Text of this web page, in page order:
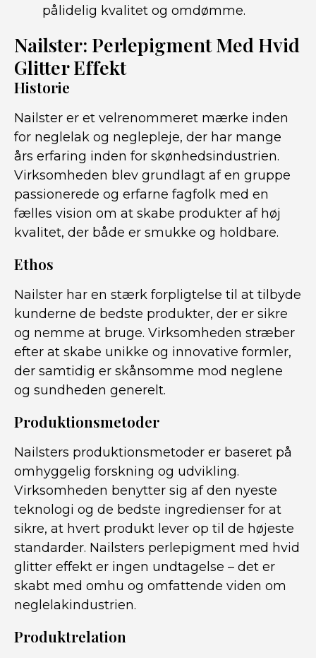
pålidelig kvalitet og omdømme.
Nailster: Perlepigment Med Hvid
Glitter Effekt
Historie
Nailster er et velrenommeret mærke inden
for neglelak og neglepleje, der har mange
års erfaring inden for skønhedsindustrien.
Virksomheden blev grundlagt af en gruppe
passionerede og erfarne fagfolk med en
fælles vision om at skabe produkter af høj
kvalitet, der både er smukke og holdbare.
Ethos
Nailster har en stærk forpligtelse til at tilbyde
kunderne de bedste produkter, der er sikre
og nemme at bruge. Virksomheden stræber
efter at skabe unikke og innovative formler,
der samtidig er skånsomme mod neglene
og sundheden generelt.
Produktionsmetoder
Nailsters produktionsmetoder er baseret på
omhyggelig forskning og udvikling.
Virksomheden benytter sig af den nyeste
teknologi og de bedste ingredienser for at
sikre, at hvert produkt lever op til de højeste
standarder. Nailsters perlepigment med hvid
glitter effekt er ingen undtagelse – det er
skabt med omhu og omfattende viden om
neglelakindustrien.
Produktrelation